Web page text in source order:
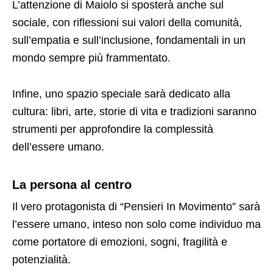
L’attenzione di Maiolo si sposterà anche sul
sociale, con riflessioni sui valori della comunità,
sull’empatia e sull’inclusione, fondamentali in un
mondo sempre più frammentato.
Infine, uno spazio speciale sarà dedicato alla
cultura: libri, arte, storie di vita e tradizioni saranno
strumenti per approfondire la complessità
dell’essere umano.
La persona al centro
Il vero protagonista di “Pensieri In Movimento” sarà
l’essere umano, inteso non solo come individuo ma
come portatore di emozioni, sogni, fragilità e
potenzialità.